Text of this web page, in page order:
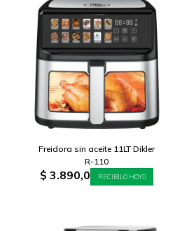
Freidora sin aceite 11LT Dikler
R-110
$ 3.890,0 RECIBILO HOY